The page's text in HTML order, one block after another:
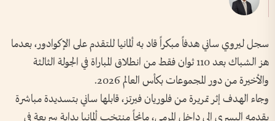
سجل ليروي ساني هدفاً مبكراً قاد به ألمانيا للتقدم على الإكوادور، بعدما
هز الشباك بعد 110 ثوان فقط من انطلاق المباراة في الجولة الثالثة
والأخيرة من دور المجموعات بكأس العالم 2026.
وجاء الهدف إثر تمريرة من فلوريان فيرتز، قابلها ساني بتسديدة مباشرة